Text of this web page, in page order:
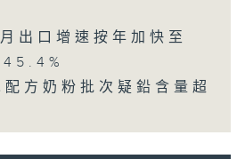
出口增速按年加快至
方奶粉批次疑鉛含量超